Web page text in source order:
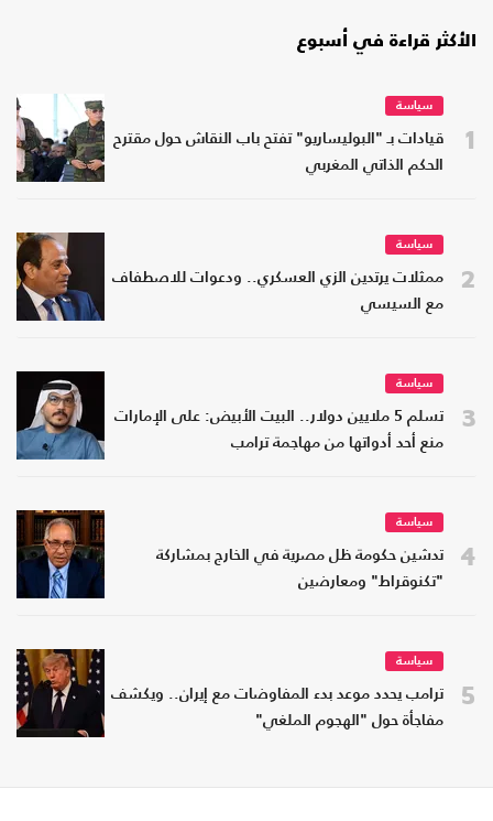
الأكثر قراءة في أسبوع
1
سياسة
قيادات بـ "البوليساريو" تفتح باب النقاش حول مقترح
الحكم الذاتي المغربي
2
سياسة
ممثلات يرتدين الزي العسكري.. ودعوات للاصطفاف
مع السيسي
3
سياسة
تسلم 5 ملايين دولار.. البيت الأبيض: على الإمارات
منع أحد أدواتها من مهاجمة ترامب
4
سياسة
تدشين حكومة ظل مصرية في الخارج بمشاركة
"تكنوقراط" ومعارضين
5
سياسة
ترامب يحدد موعد بدء المفاوضات مع إيران.. ويكشف
مفاجأة حول "الهجوم الملغي"